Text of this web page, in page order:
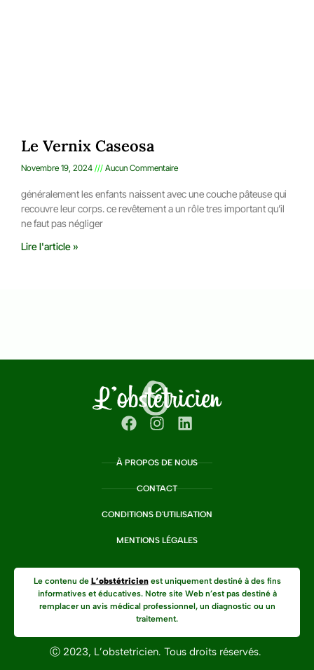
Le Vernix Caseosa
Novembre 19, 2024 Aucun Commentaire
généralement les enfants naissent avec une couche pâteuse qui
recouvre leur corps. ce revêtement a un rôle tres important qu’il
ne faut pas négliger
Lire l'article »
À PROPOS DE NOUS
CONTACT
CONDITIONS D'UTILISATION
MENTIONS LÉGALES
Le contenu de L’obstétricienest uniquement destiné à des fins
informatives et éducatives. Notre site Web n’est pas destiné à
remplacer un avis médical professionnel, un diagnostic ou un
traitement.
Ⓒ 2023, L’obstetricien. Tous droits réservés.